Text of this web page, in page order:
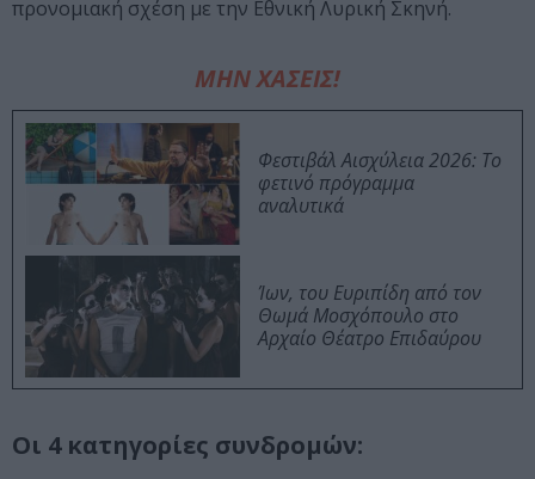
προνομιακή σχέση με την Εθνική Λυρική Σκηνή.
ΜΗΝ ΧΑΣΕΙΣ!
Φεστιβάλ Αισχύλεια 2026: Το
φετινό πρόγραμμα
αναλυτικά
Ίων, του Ευριπίδη από τον
Θωμά Μοσχόπουλο στο
Αρχαίο Θέατρο Επιδαύρου
Οι 4 κατηγορίες συνδρομών: